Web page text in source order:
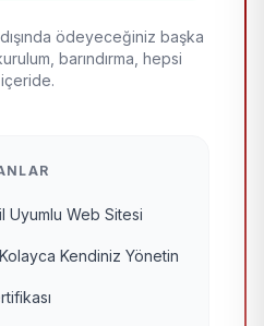
dışında ödeyeceğiniz başka
barındırma, hepsi
içeride.
Uyumlu Web Sitesi
Kendiniz Yönetin